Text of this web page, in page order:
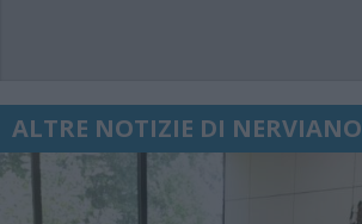
ALTRE NOTIZIE DI NERVIANO